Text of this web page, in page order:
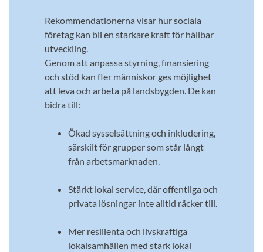
Rekommendationerna visar hur sociala
företag kan bli en starkare kraft för hållbar
utveckling.
Genom att anpassa styrning, finansiering
och stöd kan fler människor ges möjlighet
att leva och arbeta på landsbygden. De kan
bidra till:
Ökad sysselsättning och inkludering,
särskilt för grupper som står långt
från arbetsmarknaden.
Stärkt lokal service, där offentliga och
privata lösningar inte alltid räcker till.
Mer resilienta och livskraftiga
lokalsamhällen med stark lokal